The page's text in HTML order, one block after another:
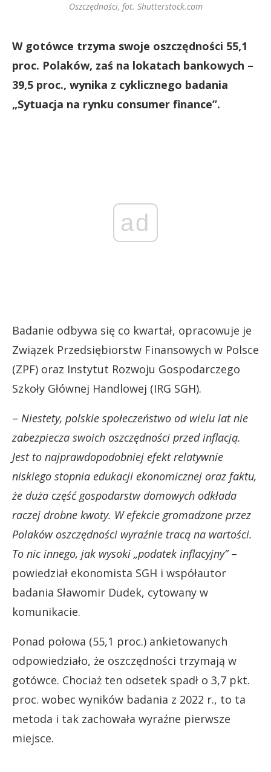
Oszczędności, fot. Shutterstock.com
W gotówce trzyma swoje oszczędności 55,1
proc. Polaków, zaś na lokatach bankowych –
39,5 proc., wynika z cyklicznego badania
„Sytuacja na rynku consumer finance”.
ad
Badanie odbywa się co kwartał, opracowuje je
Związek Przedsiębiorstw Finansowych w Polsce
(ZPF) oraz Instytut Rozwoju Gospodarczego
Szkoły Głównej Handlowej (IRG SGH).
– Niestety, polskie społeczeństwo od wielu lat nie
zabezpiecza swoich oszczędności przed inflacją.
Jest to najprawdopodobniej efekt relatywnie
niskiego stopnia edukacji ekonomicznej oraz faktu,
że duża część gospodarstw domowych odkłada
raczej drobne kwoty. W efekcie gromadzone przez
Polaków oszczędności wyraźnie tracą na wartości.
To nic innego, jak wysoki „podatek inflacyjny”–
powiedział ekonomista SGH i współautor
badania Sławomir Dudek, cytowany w
komunikacie.
Ponad połowa (55,1 proc.) ankietowanych
odpowiedziało, że oszczędności trzymają w
gotówce. Chociaż ten odsetek spadł o 3,7 pkt.
proc. wobec wyników badania z 2022 r., to ta
metoda i tak zachowała wyraźne pierwsze
miejsce.